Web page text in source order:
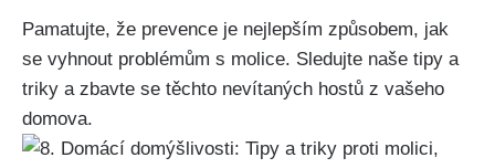
Pamatujte, že prevence‍ je nejlepším způsobem, jak
se vyhnout problémům s molice. Sledujte naše tipy a
triky a zbavte‌ se těchto⁣ nevítaných hostů z vašeho
domova.